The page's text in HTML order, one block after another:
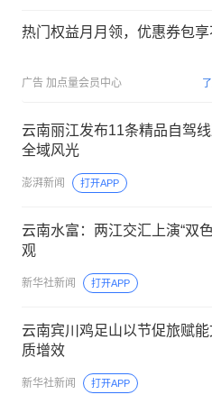
热门权益月月领，优惠券包享
广告 加点量会员中心
云南丽江发布11条精品自驾
全域风光
澎湃新闻 打开APP
云南水富：两江交汇上演“双
观
新华社新闻 打开APP
云南宾川鸡足山以节促旅赋能
质增效
新华社新闻 打开APP